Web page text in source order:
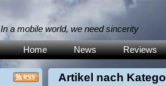
In a mobile world, we need sincerity
Home News Reviews
Artikel nach